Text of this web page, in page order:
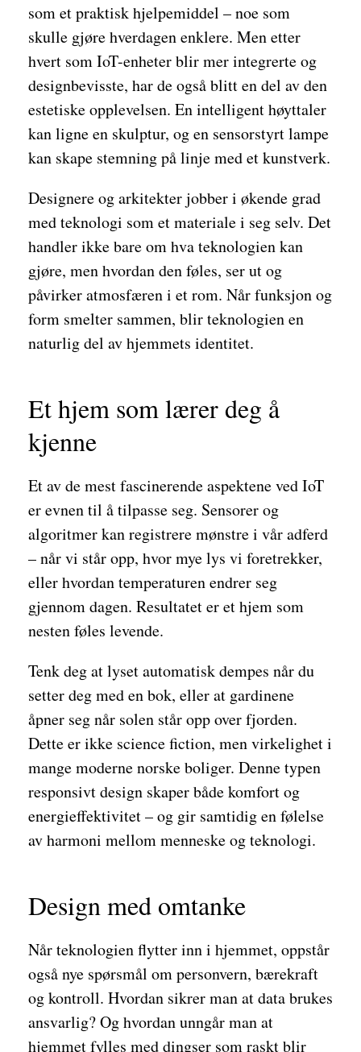
som et praktisk hjelpemiddel – noe som
skulle gjøre hverdagen enklere. Men etter
hvert som IoT-enheter blir mer integrerte og
designbevisste, har de også blitt en del av den
estetiske opplevelsen. En intelligent høyttaler
kan ligne en skulptur, og en sensorstyrt lampe
kan skape stemning på linje med et kunstverk.
Designere og arkitekter jobber i økende grad
med teknologi som et materiale i seg selv. Det
handler ikke bare om hva teknologien kan
gjøre, men hvordan den føles, ser ut og
påvirker atmosfæren i et rom. Når funksjon og
form smelter sammen, blir teknologien en
naturlig del av hjemmets identitet.
Et hjem som lærer deg å
kjenne
Et av de mest fascinerende aspektene ved IoT
er evnen til å tilpasse seg. Sensorer og
algoritmer kan registrere mønstre i vår adferd
– når vi står opp, hvor mye lys vi foretrekker,
eller hvordan temperaturen endrer seg
gjennom dagen. Resultatet er et hjem som
nesten føles levende.
Tenk deg at lyset automatisk dempes når du
setter deg med en bok, eller at gardinene
åpner seg når solen står opp over fjorden.
Dette er ikke science fiction, men virkelighet i
mange moderne norske boliger. Denne typen
responsivt design skaper både komfort og
energieffektivitet – og gir samtidig en følelse
av harmoni mellom menneske og teknologi.
Design med omtanke
Når teknologien flytter inn i hjemmet, oppstår
også nye spørsmål om personvern, bærekraft
og kontroll. Hvordan sikrer man at data brukes
ansvarlig? Og hvordan unngår man at
hjemmet fylles med dingser som raskt blir